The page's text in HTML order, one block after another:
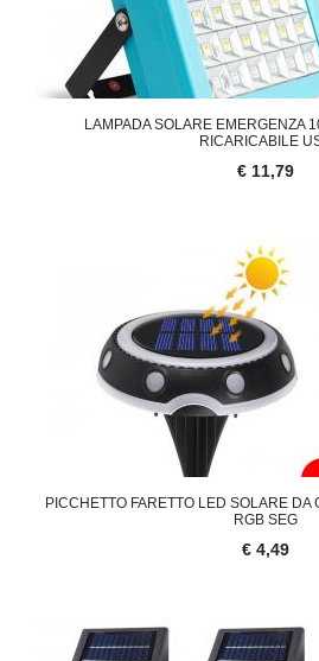
LAMPADA SOLARE EMERGENZA
RICARICABILE
€ 11,79
PICCHETTO FARETTO LED SOLARE DA
RGB SEG
€ 4,49